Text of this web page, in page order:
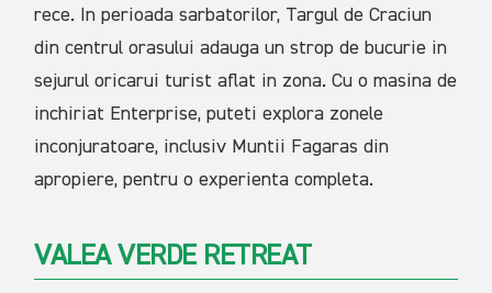
rece. In perioada sarbatorilor, Targul de Craciun
din centrul orasului adauga un strop de bucurie in
sejurul oricarui turist aflat in zona. Cu o masina de
inchiriat Enterprise, puteti explora zonele
inconjuratoare, inclusiv Muntii Fagaras din
apropiere, pentru o experienta completa.
VALEA VERDE RETREAT